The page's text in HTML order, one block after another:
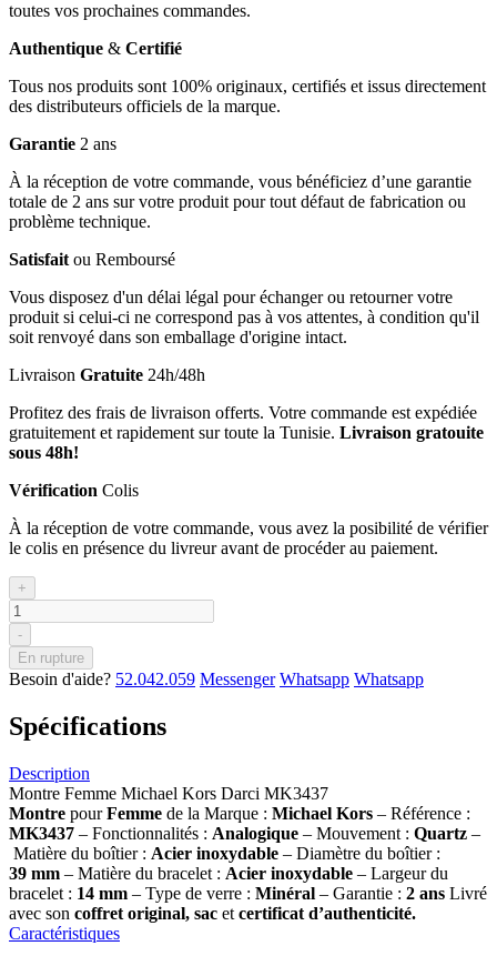
toutes vos prochaines commandes.
Authentique & Certifié
Tous nos produits sont 100% originaux, certifiés et issus directement
des distributeurs officiels de la marque.
Garantie 2 ans
À la réception de votre commande, vous bénéficiez d’une garantie
totale de 2 ans sur votre produit pour tout défaut de fabrication ou
problème technique.
Satisfait ou Remboursé
Vous disposez d'un délai légal pour échanger ou retourner votre
produit si celui-ci ne correspond pas à vos attentes, à condition qu'il
soit renvoyé dans son emballage d'origine intact.
Livraison Gratuite 24h/48h
Profitez des frais de livraison offerts. Votre commande est expédiée
gratuitement et rapidement sur toute la Tunisie. Livraison gratouite
sous 48h!
Vérification Colis
À la réception de votre commande, vous avez la posibilité de vérifier
le colis en présence du livreur avant de procéder au paiement.
+
-
En rupture
Besoin d'aide? 52.042.059 Messenger Whatsapp Whatsapp
Spécifications
Description
Montre Femme Michael Kors Darci MK3437
Montre pourFemme de la Marque : Michael Kors – Référence :
MK3437 – Fonctionnalités : Analogique – Mouvement : Quartz –
Matière du boîtier : Acier inoxydable – Diamètre du boîtier :
39 mm – Matière du bracelet : Acier inoxydable – Largeur du
bracelet : 14 mm – Type de verre : Minéral – Garantie : 2 ans Livré
avec son coffret original, sac et certificat d’authenticité.
Caractéristiques